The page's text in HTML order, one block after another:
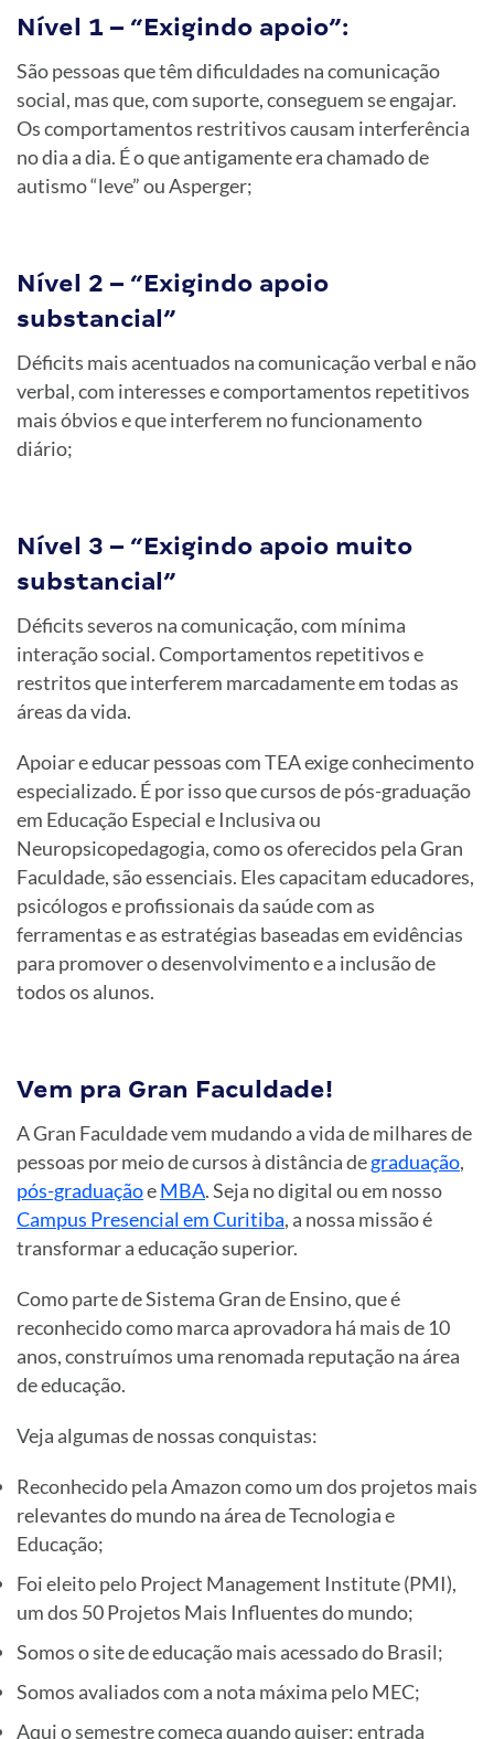
Nível 1 – “Exigindo apoio”:
São pessoas que têm dificuldades na comunicação
social, mas que, com suporte, conseguem se engajar.
Os comportamentos restritivos causam interferência
no dia a dia. É o que antigamente era chamado de
autismo “leve” ou Asperger;
Nível 2 – “Exigindo apoio
substancial”
Déficits mais acentuados na comunicação verbal e não
verbal, com interesses e comportamentos repetitivos
mais óbvios e que interferem no funcionamento
diário;
Nível 3 – “Exigindo apoio muito
substancial”
Déficits severos na comunicação, com mínima
interação social. Comportamentos repetitivos e
restritos que interferem marcadamente em todas as
áreas da vida.
Apoiar e educar pessoas com TEA exige conhecimento
especializado. É por isso que cursos de pós-graduação
em Educação Especial e Inclusiva ou
Neuropsicopedagogia, como os oferecidos pela Gran
Faculdade, são essenciais. Eles capacitam educadores,
psicólogos e profissionais da saúde com as
ferramentas e as estratégias baseadas em evidências
para promover o desenvolvimento e a inclusão de
todos os alunos.
Vem pra Gran Faculdade!
A Gran Faculdade vem mudando a vida de milhares de
pessoas por meio de cursos à distância degraduação,
pós-graduaçãoeMBA. Seja no digital ou em nosso
Campus Presencial em Curitiba, a nossa missão é
transformar a educação superior.
Como parte de Sistema Gran de Ensino, que é
reconhecido como marca aprovadora há mais de 10
anos, construímos uma renomada reputação na área
de educação.
Veja algumas de nossas conquistas:
Reconhecido pela Amazon como um dos projetos mais
relevantes do mundo na área de Tecnologia e
Educação;
Foi eleito pelo Project Management Institute (PMI),
um dos 50 Projetos Mais Influentes do mundo;
Somos o site de educação mais acessado do Brasil;
Somos avaliados com a nota máxima pelo MEC;
Aqui o semestre começa quando quiser: entrada